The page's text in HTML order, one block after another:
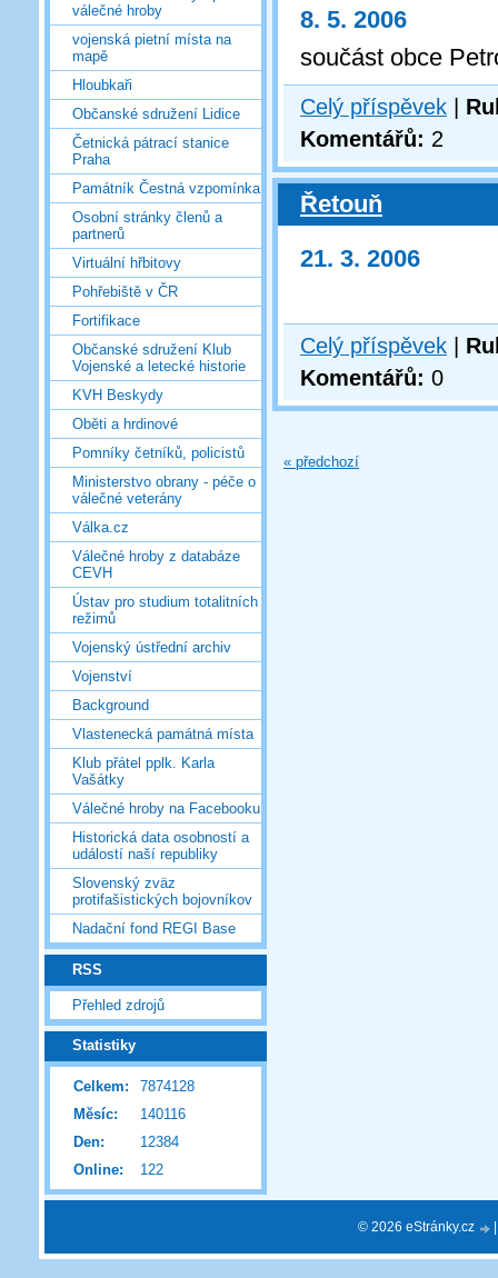
válečné hroby
vojenská pietní místa na
mapě
Hloubkaři
Občanské sdružení Lidice
Četnická pátrací stanice
Praha
Památník Čestná vzpomínka
Osobní stránky členů a
partnerů
Virtuální hřbitovy
Pohřebiště v ČR
Fortifikace
Občanské sdružení Klub
Vojenské a letecké historie
KVH Beskydy
Oběti a hrdinové
Pomníky četníků, policistů
Ministerstvo obrany - péče o
válečné veterány
Válka.cz
Válečné hroby z databáze
CEVH
Ústav pro studium totalitních
režimů
Vojenský ústřední archiv
Vojenství
Background
Vlastenecká památná místa
Klub přátel pplk. Karla
Vašátky
Válečné hroby na Facebooku
Historická data osobností a
událostí naší republiky
Slovenský zväz
protifašistických bojovníkov
Nadační fond REGI Base
RSS
Přehled zdrojů
Statistiky
Online: 122
Celkem:
7874128
Měsíc:
140116
Den:
12384
8. 5. 2006
součást obce
Celý příspěvek
Komentářů: 2
Řetouň
21. 3. 2006
Celý příspěvek
Komentářů: 0
« předchozí
© 2026 eStránky.cz